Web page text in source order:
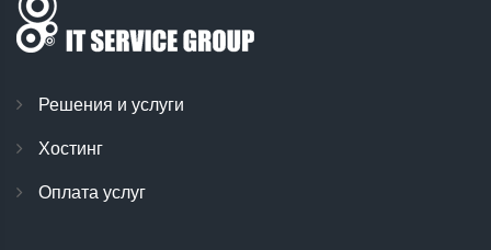
Решения и услуги
Хостинг
Оплата услуг